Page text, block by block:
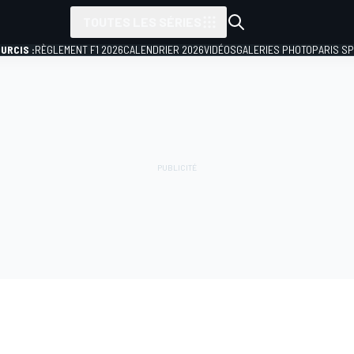
:RÈGLEMENT F1 2026CALENDRIER 2026VIDÉOSGALERIES PHOTOPARIS